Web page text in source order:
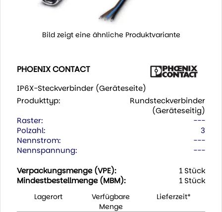
Bild zeigt eine ähnliche Produktvariante
PHOENIX CONTACT
IP6X-Steckverbinder (Geräteseite)
Produkttyp:
Rundsteckverbinder
(Geräteseitig)
Raster:
---
Polzahl:
3
Nennstrom:
---
Nennspannung:
---
Verpackungsmenge (VPE):
1 Stück
Mindestbestellmenge (MBM):
1 Stück
Lagerort
Verfügbare
Menge
Lieferzeit*